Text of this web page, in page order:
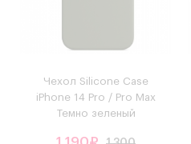
Чехол Silicone Case
iPhone 14 Pro / Pro Max
Темно зеленый